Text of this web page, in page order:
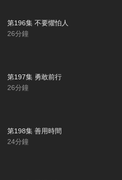
第196集 不要懼怕人
26分鐘
第197集 勇敢前行
26分鐘
第198集 善用時間
24分鐘